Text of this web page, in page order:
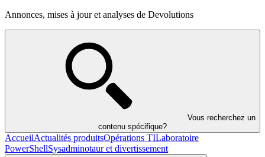
Annonces, mises à jour et analyses de Devolutions
Vous recherchez un
contenu spécifique?
AccueilActualités produitsOpérations TILaboratoire
PowerShellSysadminotaur et divertissement